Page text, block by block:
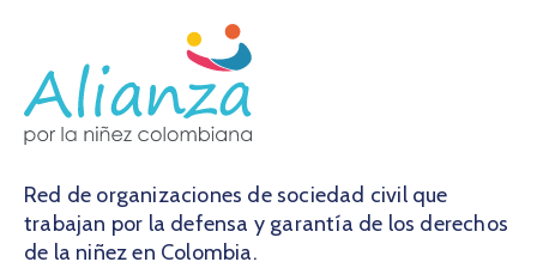
Red de organizaciones de sociedad civil que
trabajan por la defensa y garantía de los derechos
de la niñez en Colombia.